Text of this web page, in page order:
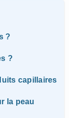
?
?
capillaires
la peau